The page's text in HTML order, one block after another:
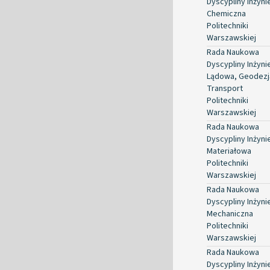
Chemiczna
Politechniki
Warszawskiej
Rada Naukowa
Dyscypliny
Lądowa,
Transport
Politechniki
Warszawskiej
Rada Naukowa
Dyscypliny
Materiałowa
Politechniki
Warszawskiej
Rada Naukowa
Dyscypliny
Mechaniczna
Politechniki
Warszawskiej
Rada Naukowa
Dyscypliny